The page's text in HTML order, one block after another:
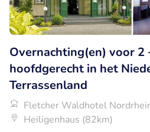
Overnachting(en) voor 2
hoofdgerecht in het
Terrassenland
Fletcher Waldhotel
Heiligenhaus (82km)